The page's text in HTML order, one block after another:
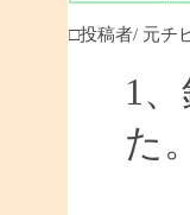
□投稿者/ 元チ
1
た。